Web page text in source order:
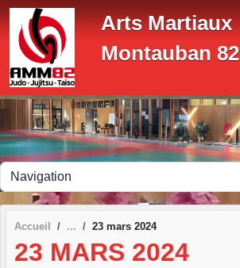
Arts Martiaux
Montauban 82
Accueil 23 mars 2024
23 MARS 2024
Panneau de gestion des cookies